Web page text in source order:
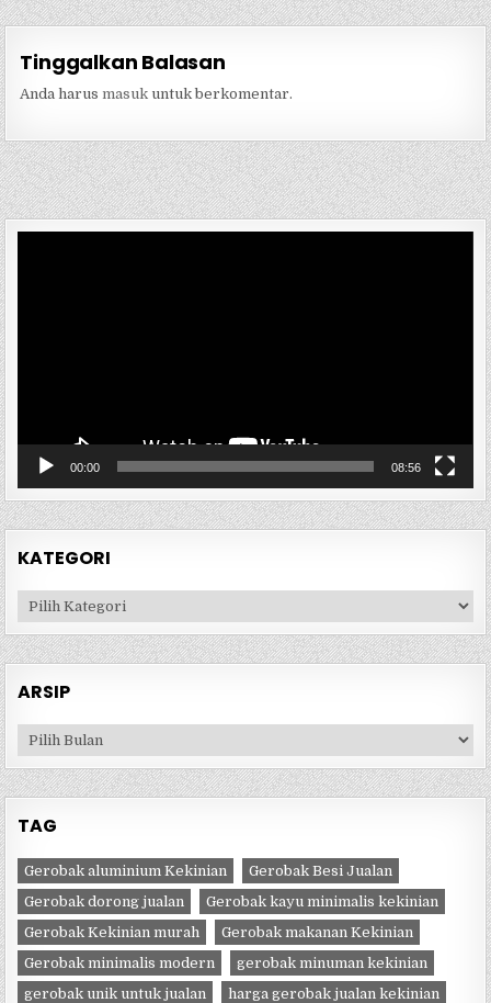
Tinggalkan Balasan
Anda harus masuk untuk berkomentar.
00:00 08:56
KATEGORI
Kategori
ARSIP
Arsip
TAG
Gerobak aluminium Kekinian
Gerobak Besi Jualan
Gerobak dorong jualan
Gerobak kayu minimalis kekinian
Gerobak Kekinian murah
Gerobak makanan Kekinian
Gerobak minimalis modern
gerobak minuman kekinian
gerobak unik untuk jualan
harga gerobak jualan kekinian